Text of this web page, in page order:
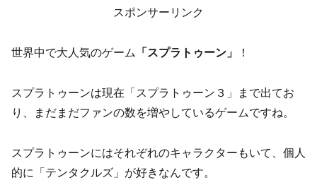
スポンサーリンク
世界中で大人気のゲーム 「スプラトゥーン」 ！
スプラトゥーンは現在「スプラトゥーン３」まで出てお
り、まだまだファンの数を増やしているゲームですね。
スプラトゥーンにはそれぞれのキャラクターもいて、個人
的に「テンタクルズ」が好きなんです。